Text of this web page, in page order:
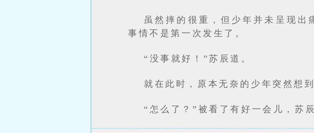
虽然摔的很重，但少年并未呈现出
事情不是第一次发生了。
“没事就好！”苏辰道。
就在此时，原本无奈的少年突然想
“怎么了？”被看了有好一会儿，苏